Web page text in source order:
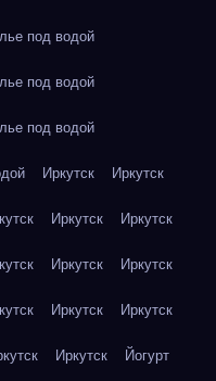
под водой
под водой
под водой
Иркутск Иркутск
Иркутск Иркутск
Иркутск Иркутск
Иркутск Иркутск
Иркутск Йогурт